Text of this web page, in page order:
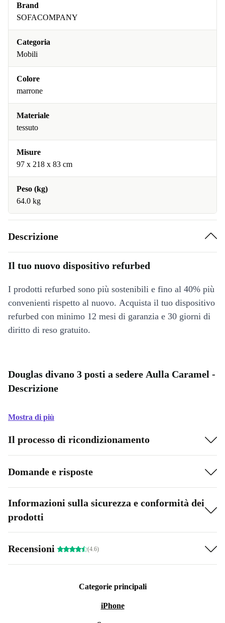
Brand
SOFACOMPANY
Categoria
Mobili
Colore
marrone
Materiale
tessuto
Misure
97 x 218 x 83 cm
Peso (kg)
64.0 kg
Descrizione
Il tuo nuovo dispositivo refurbed
I prodotti refurbed sono più sostenibili e fino al 40% più
convenienti rispetto al nuovo. Acquista il tuo dispositivo
refurbed con minimo 12 mesi di garanzia e 30 giorni di
diritto di reso gratuito.
Douglas divano 3 posti a sedere Aulla Caramel -
Descrizione
Mostra di più
Il processo di ricondizionamento
Domande e risposte
Informazioni sulla sicurezza e conformità dei
prodotti
Recensioni (4.6)
Categorie principali
iPhone